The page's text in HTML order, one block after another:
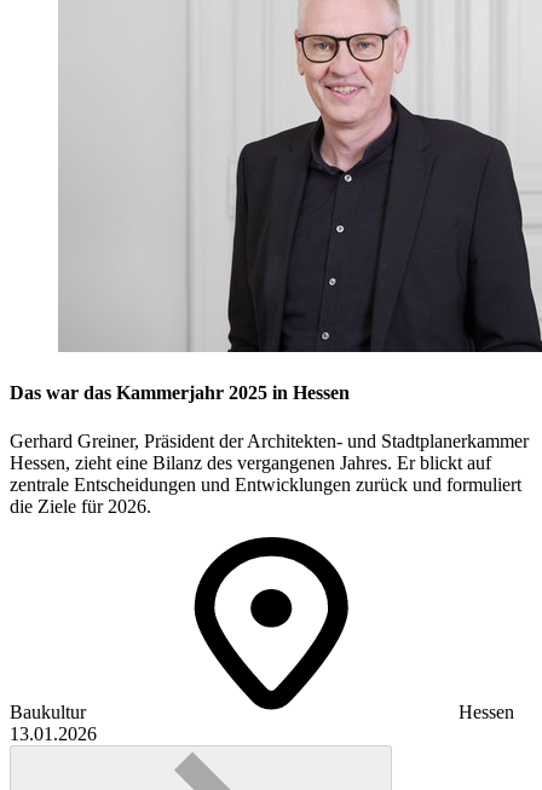
Das war das Kammerjahr 2025 in Hessen
Gerhard Greiner, Präsident der Architekten- und Stadtplanerkammer
Hessen, zieht eine Bilanz des vergangenen Jahres. Er blickt auf
zentrale Entscheidungen und Entwicklungen zurück und formuliert
die Ziele für 2026.
Baukultur
Hessen
13.01.2026